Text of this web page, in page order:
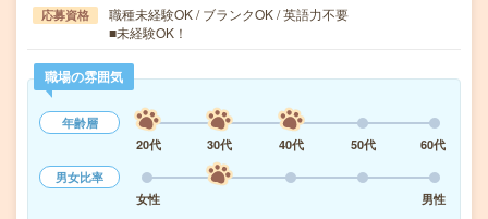
応募資格
職種未経験OK / ブランクOK / 英語力不要
■未経験OK！
職場の雰囲気
年齢層
20代
30代 40代 50代
60代
男女比率
女性
男性